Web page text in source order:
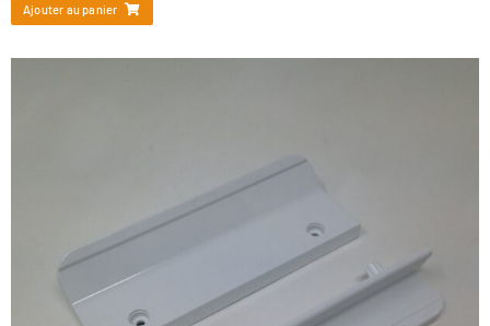
Ajouter au panier